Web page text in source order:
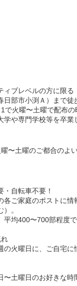
ィブレベルの方に限る
日部市小渕Ａ）まで
で火曜〜土曜で配布
学や専門学校等を卒
曜〜土曜のご都合のよ
・自転車不要！
各ご家庭のポストに
）。
平均400〜700部程度で
の火曜日に、ご自宅
〜土曜日のお好きな時